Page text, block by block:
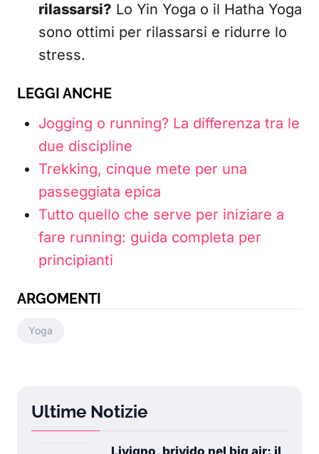
rilassarsi? Lo Yin Yoga o il Hatha Yoga
sono ottimi per rilassarsi e ridurre lo
stress.
LEGGI ANCHE
Jogging o running? La differenza tra le
due discipline
Trekking, cinque mete per una
passeggiata epica
Tutto quello che serve per iniziare a
fare running: guida completa per
principianti
ARGOMENTI
Yoga
Ultime Notizie
Livigno, brivido nel big air: il